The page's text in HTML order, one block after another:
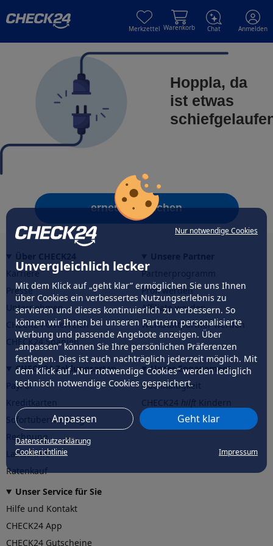
Nur notwendige Cookies
Unvergleichlich lecker
Mit dem Klick auf „geht klar” ermöglichen Sie uns Ihnen
über Cookies ein verbessertes Nutzungserlebnis zu
servieren und dieses kontinuierlich zu verbessern. So
können wir Ihnen bei unseren Partnern personalisierte
Werbung und passende Angebote anzeigen. Über
„anpassen” können Sie Ihre persönlichen Präferenzen
festlegen. Dies ist auch nachträglich jederzeit möglich. Mit
dem Klick auf „Nur notwendige Cookies” werden lediglich
technisch notwendige Cookies gespeichert.
Anpassen Geht klar
Datenschutzerklärung
Cookierichtlinie
Impressum
Merkzettel Warenkorb Chat Anmelden
Hoppla, da
ist etwas
erneut versuchen
Karriere
Presse
Unternehmen
CHECK24 Österreich
CHECK24 Spanien
Partnerprogramm
Profi werden
Affiliate werden
Werkstattpartner werden
CHECK24 Zahlungsarten
PayPal
Sofortüberweisung
Rechnung
Lastschrift
Ratenkauf
Unser Engagement
Nachhaltigkeit
CHECK24hilftder Natur
Unser Service für Sie
Hilfe und Kontakt
CHECK24 App
CHECK24 Gutscheine